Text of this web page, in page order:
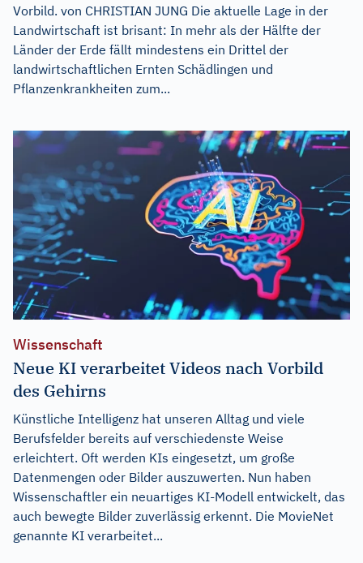
Vorbild. von CHRISTIAN JUNG Die aktuelle Lage in der
Landwirtschaft ist brisant: In mehr als der Hälfte der
Länder der Erde fällt mindestens ein Drittel der
landwirtschaftlichen Ernten Schädlingen und
Pflanzenkrankheiten zum...
Wissenschaft
Neue KI verarbeitet Videos nach Vorbild
des Gehirns
Künstliche Intelligenz hat unseren Alltag und viele
Berufsfelder bereits auf verschiedenste Weise
erleichtert. Oft werden KIs eingesetzt, um große
Datenmengen oder Bilder auszuwerten. Nun haben
Wissenschaftler ein neuartiges KI-Modell entwickelt, das
auch bewegte Bilder zuverlässig erkennt. Die MovieNet
genannte KI verarbeitet...